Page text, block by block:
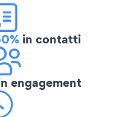
in contatti
engagement